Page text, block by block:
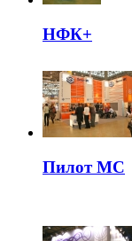
НФК+
Пилот МС